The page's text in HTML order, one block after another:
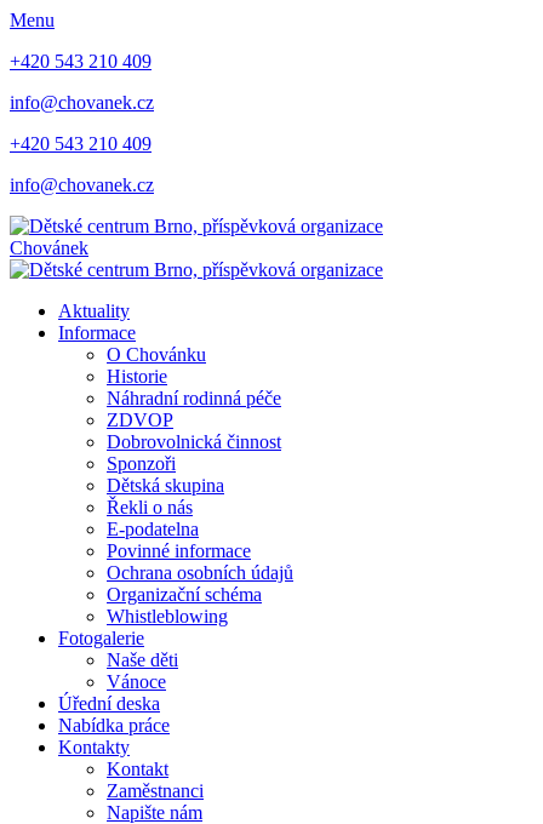
Menu
+420 543 210 409
info@chovanek.cz
+420 543 210 409
info@chovanek.cz
Chovánek
Aktuality
Informace
O Chovánku
Historie
Náhradní rodinná péče
ZDVOP
Dobrovolnická činnost
Sponzoři
Dětská skupina
Řekli o nás
E-podatelna
Povinné informace
Ochrana osobních údajů
Organizační schéma
Whistleblowing
Fotogalerie
Naše děti
Vánoce
Úřední deska
Nabídka práce
Kontakty
Kontakt
Zaměstnanci
Napište nám